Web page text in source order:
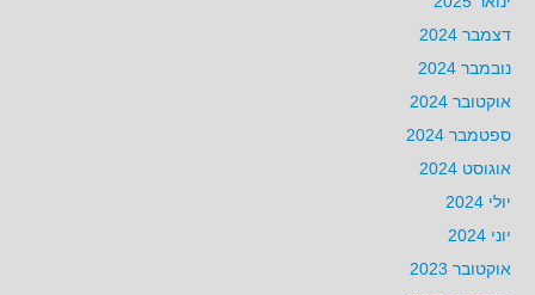
דצמבר 2024
נובמבר 2024
אוקטובר 2024
ספטמבר 2024
אוגוסט 2024
יולי 2024
יוני 2024
אוקטובר 2023